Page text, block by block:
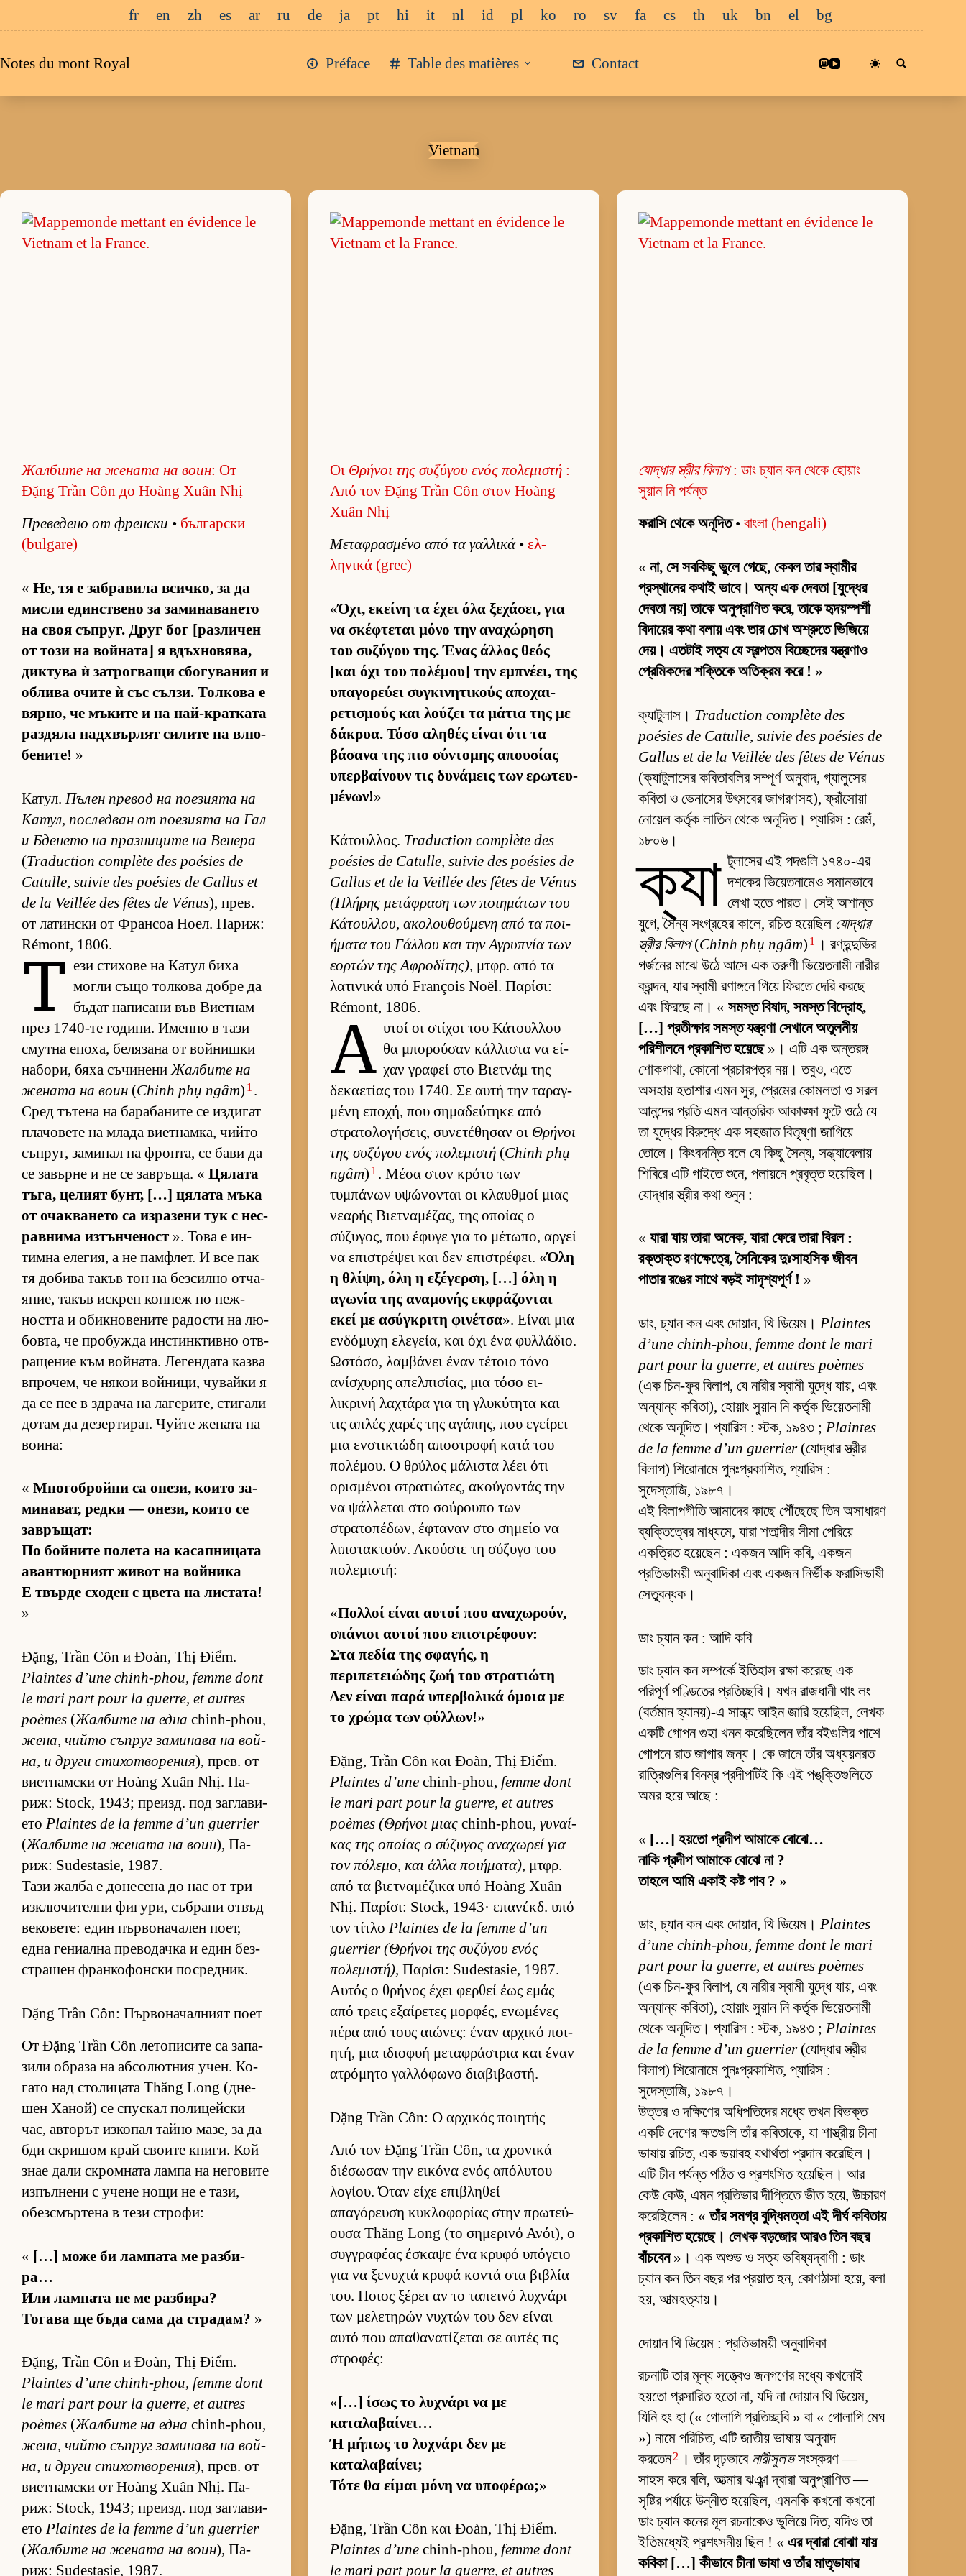
au
fr en zh es ar ru de ja pt hi it nl id pl ko ro sv fa cs th uk bn el bg
Notes du mont Royal Préface Table des matières Contact
Vietnam
Жал­бите на же­ната на воин: От
Đặng Trần Côn до Hoàng Xuân Nhị
Пре­ве­дено от френ­ски • бъл­гар­ски
(bulgare)
« Не, тя е заб­ра­вила всич­ко, за да
мисли един­с­т­вено за за­ми­на­ва­нето
на своя съп­руг. Друг бог [раз­ли­чен
от този на вой­на­та] я вдъх­но­вя­ва,
дик­тува ѝ зат­рог­ващи сбо­гу­ва­ния и
об­лива очите ѝ със съл­зи. Тол­кова е
вяр­но, че мъ­ките и на най-крат­ката
раз­дяла над­х­вър­лят си­лите на влю­
бе­ни­те! »
Ка­тул. Пъ­лен пре­вод на по­е­зи­ята на
Ка­тул, пос­лед­ван от по­е­зи­ята на Гал
и Бде­нето на праз­ни­ците на Ве­нера
(Traduction complète des poésies de
Catulle, suivie des poésies de Gallus et
de la Veillée des fêtes de Vénus), прев.
от ла­тин­ски от Фран­соа Но­ел. Па­риж:
Rémont, 1806.
Т ези сти­хове на Ка­тул биха
могли също тол­кова добре да
бъ­дат на­пи­сани във Ви­ет­нам
през 1740-те го­ди­ни. Именно в тази
смутна епо­ха, бе­ля­зана от вой­нишки
на­бо­ри, бяха съ­чи­нени Жал­бите на
же­ната на воин (Chinh phụ ngâm) 1 .
Сред тъ­тена на ба­ра­ба­ните се из­ди­гат
пла­чо­вете на млада ви­ет­нам­ка, чийто
съп­руг, за­ми­нал на фрон­та, се бави да
се за­върне и не се зав­ръ­ща. « Ця­лата
тъ­га, це­лият бунт, […] ця­лата мъка
от очак­ва­нето са из­ра­зени тук с нес­
рав­нима из­тън­че­ност ». Това е ин­
тимна еле­гия, а не пам­ф­лет. И все пак
тя до­бива та­къв тон на без­силно от­ча­
я­ние, та­къв ис­к­рен коп­неж по неж­
ността и обик­но­ве­ните ра­дости на лю­
бов­та, че про­бужда ин­с­тин­к­тивно от­в­
ра­ще­ние към вой­на­та. Ле­ген­дата казва
впро­чем, че ня­кои вой­ни­ци, чу­вайки я
да се пее в здрача на ла­ге­ри­те, сти­гали
до­там да де­зер­ти­рат. Чуйте же­ната на
во­и­на:
« Мно­гоб­ройни са оне­зи, ко­ито за­
ми­на­ват, редки — оне­зи, ко­ито се
зав­ръ­щат:
По бой­ните по­лета на ка­сап­ни­цата
аван­тюр­ният жи­вот на вой­ника
Е твърде схо­ден с цвета на лис­та­та!
»
Đặng, Trần Côn и Đoàn, Thị Điểm.
Plaintes d’une chinh-phou, femme dont
le mari part pour la guerre, et autres
poèmes (Жал­бите на една chinh-phou,
же­на, чийто съп­руг за­ми­нава на вой­
на, и други сти­хот­во­ре­ния), прев. от
ви­ет­нам­ски от Hoàng Xuân Nhị. Па­
риж: Stock, 1943; пре­изд. под заг­ла­ви­
ето Plaintes de la femme d’un guerrier
(Жал­бите на же­ната на воин), Па­
риж: Sudestasie, 1987.
Тази жалба е до­не­сена до нас от три
из­к­лю­чи­телни фи­гу­ри, съб­рани от­въд
ве­ко­ве­те: един пър­во­на­ча­лен по­ет,
една ге­ни­ална пре­во­дачка и един без­
стра­шен фран­ко­фон­ски пос­ред­ник.
Đặng Trần Côn: Първоначалният поет
От Đặng Trần Côn ле­то­пи­сите са за­па­
зили об­раза на аб­со­лют­ния учен. Ко­
гато над сто­ли­цата Thăng Long (дне­
шен Ха­ной) се спус­кал по­ли­цейски
час, ав­то­рът из­ко­пал тайно ма­зе, за да
бди скри­шом край сво­ите кни­ги. Кой
знае дали скром­ната лампа на не­го­вите
из­пъл­нени с учене нощи не е та­зи,
обез­смър­тена в тези стро­фи:
« […] може би лам­пата ме раз­би­
ра…
Или лам­пата не ме раз­би­ра?
То­гава ще бъда сама да стра­дам? »
Đặng, Trần Côn и Đoàn, Thị Điểm.
Plaintes d’une chinh-phou, femme dont
le mari part pour la guerre, et autres
poèmes (Жал­бите на една chinh-phou,
же­на, чийто съп­руг за­ми­нава на вой­
на, и други сти­хот­во­ре­ния), прев. от
ви­ет­нам­ски от Hoàng Xuân Nhị. Па­
риж: Stock, 1943; пре­изд. под заг­ла­ви­
ето Plaintes de la femme d’un guerrier
(Жал­бите на же­ната на воин), Па­
риж: Sudestasie, 1987.
Οι Θρήνοι της συζύγου ενός πολεμιστή :
Από τον Đặng Trần Côn στον Hoàng
Xuân Nhị
Μεταφρασμένο από τα γαλ­λικά•ελ­
ληνικά (grec)
«Όχι, εκείνη τα έχει όλα ξεχάσει, για
να σκέφτεται μόνο την αναχώρηση
του συζύγου της. Ένας άλ­λος θεός
[και όχι του πολέμου] την εμπνέει, της
υπαγορεύει συγκινητικούς αποχαι­
ρετισμούς και λού­ζει τα μάτια της με
δάκρυα. Τόσο αληθές εί­ναι ότι τα
βάσανα της πιο σύντομης απου­σίας
υπερ­βαί­νουν τις δυνάμεις των ερωτευ­
μένων!»
Κάτουλ­λος. Traduction complète des
poésies de Catulle, suivie des poésies de
Gallus et de la Veillée des fêtes de Vénus
(Πλήρης μετάφραση των ποι­ημάτων του
Κάτουλ­λου, ακολου­θού­μενη από τα ποι­
ήματα του Γάλ­λου και την Αγρυπνία των
εορ­τών της Αφροδίτης), μτ­φρ. από τα
λατινικά υπό François Noël. Παρίσι:
Rémont, 1806.
Α υ­τοί οι στίχοι του Κάτουλ­λου
θα μπορού­σαν κάλ­λιστα να εί­
χαν γραφεί στο Βιετ­νάμ της
δεκαετίας του 1740. Σε αυτή την ταραγ­
μένη εποχή, που σημαδεύ­τηκε από
στρατολογήσεις, συνετέθησαν οι Θρήνοι
της συζύγου ενός πολεμιστή (Chinh phụ
ngâm) 1 . Μέσα στον κρότο των
τυμπάνων υψώνονται οι κλαυθ­μοί μιας
νεαρής Βιετ­ναμέζας, της οποίας ο
σύζυγος, που έφυγε για το μέτωπο, αρ­γεί
να επιστρέψει και δεν επιστρέφει. «Όλη
η θλίψη, όλη η εξέγερ­ση, […] όλη η
αγωνία της αναμονής εκ­φράζονται
εκεί με ασύγκριτη φινέτσα». Εί­ναι μια
εν­δόμυχη ελεγεία, και όχι ένα φυλ­λάδιο.
Ωστόσο, λαμ­βάνει έναν τέτοιο τόνο
ανίσχυρης απελ­πισίας, μια τόσο ει­
λικρινή λαχτάρα για τη γλυκύτητα και
τις απλές χαρές της αγάπης, που εγεί­ρει
μια εν­στικτώδη αποστροφή κατά του
πολέμου. Ο θρύλος μάλιστα λέει ότι
ορισμένοι στρατιώτες, ακού­γοντάς την
να ψάλ­λεται στο σού­ρουπο των
στρατοπέδων, έφταναν στο σημείο να
λιποτακτούν. Ακού­στε τη σύζυγο του
πολεμιστή:
«Πολ­λοί εί­ναι αυ­τοί που αναχωρούν,
σπάνιοι αυ­τοί που επιστρέφουν:
Στα πεδία της σφαγής, η
περιπετειώδης ζωή του στρατιώτη
Δεν εί­ναι παρά υπερ­βολικά όμοια με
το χρώμα των φύλ­λων!»
Đặng, Trần Côn και Đoàn, Thị Điểm.
Plaintes d’une chinh-phou, femme dont
le mari part pour la guerre, et autres
poèmes (Θρήνοι μιας chinh-phou,γυναί­
κας της οποίας ο σύζυγος αναχωρεί για
τον πόλεμο, και άλλα ποι­ήματα), μτ­φρ.
από τα βιετ­ναμέζικα υπό Hoàng Xuân
Nhị. Παρίσι: Stock, 1943· επανέκδ. υπό
τον τίτλοPlaintes de la femme d’un
guerrier (Θρήνοι της συζύγου ενός
πολεμιστή), Παρίσι: Sudestasie, 1987.
Αυ­τός ο θρήνος έχει φερ­θεί έως εμάς
από τρεις εξαί­ρετες μορ­φές, ενωμένες
πέρα από τους αιώνες: έναν αρ­χικό ποι­
ητή, μια ιδιο­φυή μεταφράστρια και έναν
ατρόμητο γαλ­λόφωνο δια­βιβαστή.
Đặng Trần Côn: Ο αρχικός ποιητής
Από τον Đặng Trần Côn, τα χρονικά
διέσωσαν την ει­κόνα ενός απόλυτου
λογίου. Όταν είχε επιβληθεί
απαγόρευση κυκλοφορίας στην πρωτεύ­
ουσα Thăng Long (το σημερινό Ανόι), ο
συγ­γραφέας έσκαψε ένα κρυφό υπόγειο
για να ξενυχτά κρυφά κοντά στα βιβλία
του. Ποιος ξέρει αν το ταπεινό λυχνάρι
των μελετηρών νυχτών του δεν εί­ναι
αυτό που απαθανατίζεται σε αυ­τές τις
στροφές:
«[…] ίσως το λυχνάρι να με
καταλαβαί­νει…
Ή μήπως το λυχνάρι δεν με
καταλαβαί­νει;
Τότε θα εί­μαι μόνη να υποφέρω;»
Đặng, Trần Côn και Đoàn, Thị Điểm.
Plaintes d’une chinh-phou, femme dont
le mari part pour la guerre, et autres
যোদ্ধার স্ত্রীর বিলাপ: ডাং চ্যান কন থেকে হোয়াং
সুয়ান নি পর্যন্ত
ফরাসি থেকে অনূদিত•বাংলা (bengali)
«না, সে সবকিছু ভুলে গেছে, কেবল তার স্বামীর
প্রস্থানের কথাই ভাবে। অন্য এক দেবতা [যুদ্ধের
দেবতা নয়] তাকে অনুপ্রাণিত করে, তাকে হৃদয়স্পর্শী
বিদায়ের কথা বলায় এবং তার চোখ অশ্রুতে ভিজিয়ে
দেয়। এতটাই সত্য যে স্বল্পতম বিচ্ছেদের যন্ত্রণাও
প্রেমিকদের শক্তিকে অতিক্রম করে ! »
ক্যাটুলাস। Traduction complète des
poésies de Catulle, suivie des poésies de
Gallus et de la Veillée des fêtes de Vénus
(ক্যাটুলাসের কবিতাবলির সম্পূর্ণ অনুবাদ, গ্যালুসের
কবিতা ও ভেনাসের উৎসবের জাগরণসহ), ফ্রাঁসোয়া
নোয়েল কর্তৃক লাতিন থেকে অনূদিত। প্যারিস : রেমঁ,
১৮০৬।
ক্যা টুলাসের এই পদগুলি ১৭৪০-এর
দশকের ভিয়েতনামেও সমানভাবে
লেখা হতে পারত। সেই অশান্ত
যুগে, সৈন্য সংগ্রহের কালে, রচিত হয়েছিল যোদ্ধার
স্ত্রীর বিলাপ(Chinh phụ ngâm) 1
। রণদুন্দুভির
গর্জনের মাঝে উঠে আসে এক তরুণী ভিয়েতনামী নারীর
ক্রন্দন, যার স্বামী রণাঙ্গনে গিয়ে ফিরতে দেরি করছে
এবং ফিরছে না। «সমস্ত বিষাদ, সমস্ত বিদ্রোহ,
[…] প্রতীক্ষার সমস্ত যন্ত্রণা সেখানে অতুলনীয়
পরিশীলনে প্রকাশিত হয়েছে»। এটি এক অন্তরঙ্গ
শোকগাথা, কোনো প্রচারপত্র নয়। তবুও, এতে
অসহায় হতাশার এমন সুর, প্রেমের কোমলতা ও সরল
আনন্দের প্রতি এমন আন্তরিক আকাঙ্ক্ষা ফুটে ওঠে যে
তা যুদ্ধের বিরুদ্ধে এক সহজাত বিতৃষ্ণা জাগিয়ে
তোলে। কিংবদন্তি বলে যে কিছু সৈন্য, সন্ধ্যাবেলায়
শিবিরে এটি গাইতে শুনে, পলায়নে প্রবৃত্ত হয়েছিল।
যোদ্ধার স্ত্রীর কথা শুনুন :
«যারা যায় তারা অনেক, যারা ফেরে তারা বিরল :
রক্তাক্ত রণক্ষেত্রে, সৈনিকের দুঃসাহসিক জীবন
পাতার রঙের সাথে বড়ই সাদৃশ্যপূর্ণ ! »
ডাং, চ্যান কন এবং দোয়ান, থি ডিয়েম।Plaintes
d’une chinh-phou, femme dont le mari
part pour la guerre, et autres poèmes
(এক চিন-ফুর বিলাপ, যে নারীর স্বামী যুদ্ধে যায়, এবং
অন্যান্য কবিতা), হোয়াং সুয়ান নি কর্তৃক ভিয়েতনামী
থেকে অনূদিত। প্যারিস : স্টক, ১৯৪৩ ;Plaintes
de la femme d’un guerrier(যোদ্ধার স্ত্রীর
বিলাপ) শিরোনামে পুনঃপ্রকাশিত, প্যারিস :
সুদেস্তাজি, ১৯৮৭।
এই বিলাপগীতি আমাদের কাছে পৌঁছেছে তিন অসাধারণ
ব্যক্তিত্বের মাধ্যমে, যারা শতাব্দীর সীমা পেরিয়ে
একত্রিত হয়েছেন : একজন আদি কবি, একজন
প্রতিভাময়ী অনুবাদিকা এবং একজন নির্ভীক ফরাসিভাষী
সেতুবন্ধক।
ডাং চ্যান কন : আদি কবি
ডাং চ্যান কন সম্পর্কে ইতিহাস রক্ষা করেছে এক
পরিপূর্ণ পণ্ডিতের প্রতিচ্ছবি। যখন রাজধানী থাং লং
(বর্তমান হ্যানয়)-এ সান্ধ্য আইন জারি হয়েছিল, লেখক
একটি গোপন গুহা খনন করেছিলেন তাঁর বইগুলির পাশে
গোপনে রাত জাগার জন্য। কে জানে তাঁর অধ্যয়নরত
রাত্রিগুলির বিনম্র প্রদীপটিই কি এই পঙ্‌ক্তিগুলিতে
অমর হয়ে আছে :
« […] হয়তো প্রদীপ আমাকে বোঝে…
নাকি প্রদীপ আমাকে বোঝে না ?
তাহলে আমি একাই কষ্ট পাব ? »
ডাং, চ্যান কন এবং দোয়ান, থি ডিয়েম।Plaintes
d’une chinh-phou, femme dont le mari
part pour la guerre, et autres poèmes
(এক চিন-ফুর বিলাপ, যে নারীর স্বামী যুদ্ধে যায়, এবং
অন্যান্য কবিতা), হোয়াং সুয়ান নি কর্তৃক ভিয়েতনামী
থেকে অনূদিত। প্যারিস : স্টক, ১৯৪৩ ;Plaintes
de la femme d’un guerrier(যোদ্ধার স্ত্রীর
বিলাপ) শিরোনামে পুনঃপ্রকাশিত, প্যারিস :
সুদেস্তাজি, ১৯৮৭।
উত্তর ও দক্ষিণের অধিপতিদের মধ্যে তখন বিভক্ত
একটি দেশের ক্ষতগুলি তাঁর কবিতাকে, যা শাস্ত্রীয় চীনা
ভাষায় রচিত, এক ভয়াবহ যথার্থতা প্রদান করেছিল।
এটি চীন পর্যন্ত পঠিত ও প্রশংসিত হয়েছিল। আর
কেউ কেউ, এমন প্রতিভার দীপ্তিতে ভীত হয়ে, উচ্চারণ
করেছিলেন : «তাঁর সমগ্র বুদ্ধিমত্তা এই দীর্ঘ কবিতায়
প্রকাশিত হয়েছে। লেখক বড়জোর আরও তিন বছর
বাঁচবেন»। এক অশুভ ও সত্য ভবিষ্যদ্বাণী : ডাং
চ্যান কন তিন বছর পর প্রয়াত হন, কোণঠাসা হয়ে, বলা
হয়, আত্মহত্যায়।
দোয়ান থি ডিয়েম : প্রতিভাময়ী অনুবাদিকা
রচনাটি তার মূল্য সত্ত্বেও জনগণের মধ্যে কখনোই
হয়তো প্রসারিত হতো না, যদি না দোয়ান থি ডিয়েম,
যিনি হং হা (« গোলাপি প্রতিচ্ছবি » বা « গোলাপি মেঘ
») নামে পরিচিত, এটি জাতীয় ভাষায় অনুবাদ
করতেন2 । তাঁর দৃঢ়ভাবে নারীসুলভসংস্করণ —
সাহস করে বলি, আত্মার ঝঞ্ঝা দ্বারা অনুপ্রাণিত —
সৃষ্টির পর্যায়ে উন্নীত হয়েছিল, এমনকি কখনো কখনো
ডাং চ্যান কনের মূল রচনাকেও ভুলিয়ে দিত, যদিও তা
ইতিমধ্যেই প্রশংসনীয় ছিল ! «এর দ্বারা বোঝা যায়
কবিকা […] কীভাবে চীনা ভাষা ও তাঁর মাতৃভাষার